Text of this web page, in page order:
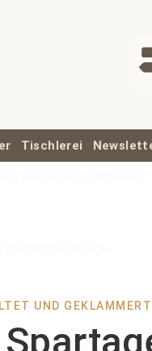
Tischlerei
UND GEKLAMMERT